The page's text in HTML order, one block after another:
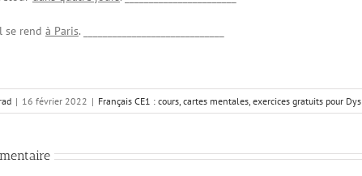
se rend à Paris. _____________________________
| 16 février 2022 | Français CE1 : cours, cartes mentales, exercices gratuits pour Dys